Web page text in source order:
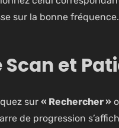
sur la bonne fréquence.
Scan et
sur « Rechercher »
de progression